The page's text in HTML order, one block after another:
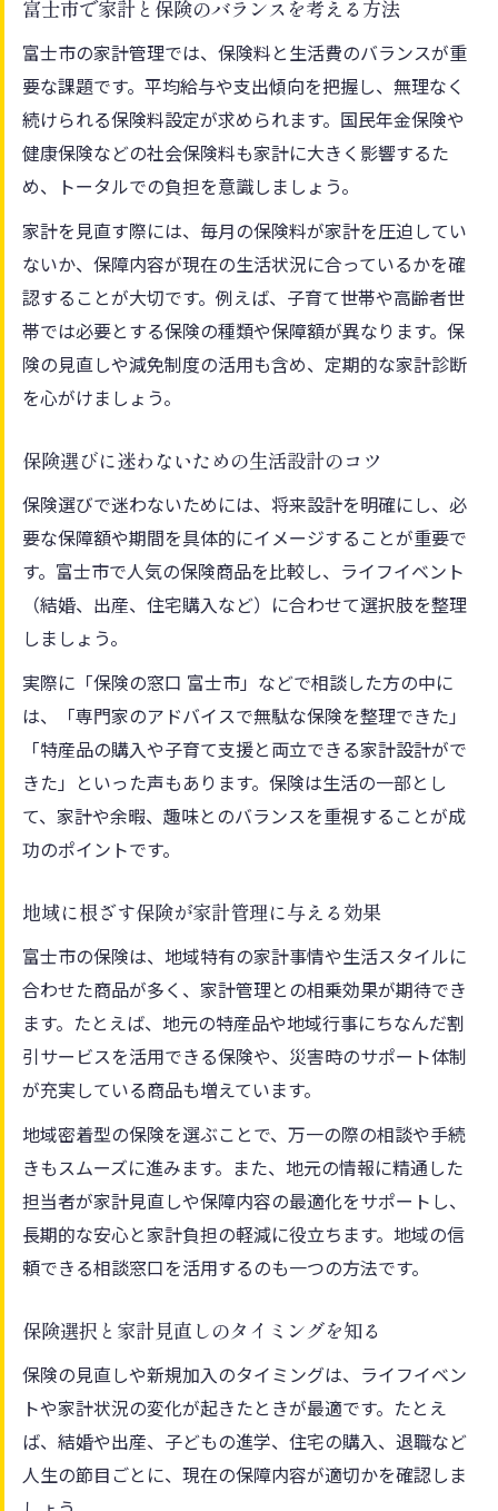
家計を見直すきっかけとなる保険の選択方
法
富士市で保険の注目度が高まる背景を探る
家計負担軽減に役立つ保険の最新トレンド
保険が注目される社会的背景と地域の事情
富士市の保険制度と家庭の安心へのつなが
り
保険の窓口選びが安心に直結する理由
生活変化に対応できる保険の必要性を探る
保険の賢い選択で家計負担を軽減するコツ
保険の見直しが家計に与える具体的な効果
保険料負担を抑えるための実践的アドバイ
ス
保険の窓口を活用した家計改善のヒント
減免制度や特典を活かした保険節約術
富士市ならではの生活に役立つ保険の活用術
地域資源を活かした保険の選択が暮らしを
守る
家計状況に応じた保険活用の具体例を紹介
保険の窓口で相談できる富士市の特徴
特産品と連携した保険利用の新しい可能性
家計と保険の両面で安心を得る生活術
富士市で家計と保険のバランスを考える方法
富士市の家計管理では、保険料と生活費のバランスが重
要な課題です。平均給与や支出傾向を把握し、無理なく
続けられる保険料設定が求められます。国民年金保険や
健康保険などの社会保険料も家計に大きく影響するた
め、トータルでの負担を意識しましょう。
家計を見直す際には、毎月の保険料が家計を圧迫してい
ないか、保障内容が現在の生活状況に合っているかを確
認することが大切です。例えば、子育て世帯や高齢者世
帯では必要とする保険の種類や保障額が異なります。保
険の見直しや減免制度の活用も含め、定期的な家計診断
を心がけましょう。
保険選びに迷わないための生活設計のコツ
保険選びで迷わないためには、将来設計を明確にし、必
要な保障額や期間を具体的にイメージすることが重要で
す。富士市で人気の保険商品を比較し、ライフイベント
（結婚、出産、住宅購入など）に合わせて選択肢を整理
しましょう。
実際に「保険の窓口 富士市」などで相談した方の中に
は、「専門家のアドバイスで無駄な保険を整理できた」
「特産品の購入や子育て支援と両立できる家計設計がで
きた」といった声もあります。保険は生活の一部とし
て、家計や余暇、趣味とのバランスを重視することが成
功のポイントです。
地域に根ざす保険が家計管理に与える効果
富士市の保険は、地域特有の家計事情や生活スタイルに
合わせた商品が多く、家計管理との相乗効果が期待でき
ます。たとえば、地元の特産品や地域行事にちなんだ割
引サービスを活用できる保険や、災害時のサポート体制
が充実している商品も増えています。
地域密着型の保険を選ぶことで、万一の際の相談や手続
きもスムーズに進みます。また、地元の情報に精通した
担当者が家計見直しや保障内容の最適化をサポートし、
長期的な安心と家計負担の軽減に役立ちます。地域の信
頼できる相談窓口を活用するのも一つの方法です。
保険選択と家計見直しのタイミングを知る
保険の見直しや新規加入のタイミングは、ライフイベン
トや家計状況の変化が起きたときが最適です。たとえ
ば、結婚や出産、子どもの進学、住宅の購入、退職など
人生の節目ごとに、現在の保障内容が適切かを確認しま